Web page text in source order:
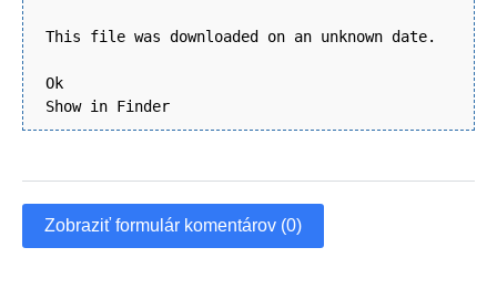
This file was downloaded on an unknown date.
Ok
Show in Finder
Zobraziť formulár komentárov (0)